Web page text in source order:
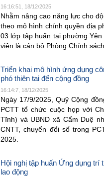
16:16:51, 18/12/2025
Nhằm nâng cao năng lực cho
theo mô hình chính quyền địa
03 lớp tập huấn tại phường
viên là cán bộ Phòng Chính
Triển khai mô hình ứng dụng
phó thiên tai đến cộng đồng
16:14:7, 18/12/2025
Ngày 17/9/2025, Quỹ Cộng
PCTT tổ chức cuộc họp với
Tĩnh) và UBND xã Cẩm Duệ
CNTT, chuyển đổi số trong
2025.
Hội nghị tập huấn Ứng dụng
lao động